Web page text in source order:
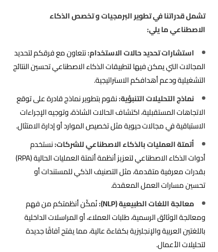
تشمل قدراتنا في تطوير البرمجيات و تخصص الذكاء
الاصطناعي ما يلي:
استشارات تحديد حالات الاستخدام:نتعاون مع فرقكم لتحديد
المجالات التي يمكن فيها لتطبيقات الذكاء الاصطناعي تحسين النتائج
التشغيلية ودعم أهدافكم الاستراتيجية.
نماذج التحليلات التنبؤية:نقوم بتطوير نماذج قادرة على توقع
الاتجاهات المستقبلية، اكتشاف الحالات الشاذة، وتوجيه الإجراءات
الاستباقية في مجالات حيوية مثل تخصيص الموارد أو إدارة الامتثال.
أتمتة العمليات بالذكاء الاصطناعي للشركات:نستخدم
أدوات الذكاء الاصطناعي لتعزيز أنظمة أتمتة العمليات الحالية (RPA)
بقدرات معرفية متقدمة، مثل التصنيف الذكي للمستندات أو
تحسين مسارات العمل المعقدة.
معالجة اللغات الطبيعية (NLP):
نُمكّن أنظمتكم من فهم
ومعالجة الوثائق الرسمية، طلبات العملاء، أو المراسلات الداخلية
باللغتين العربية والإنجليزية بكفاءة عالية، مما يفتح آفاقًا جديدة
لتحليلات الأعمال.